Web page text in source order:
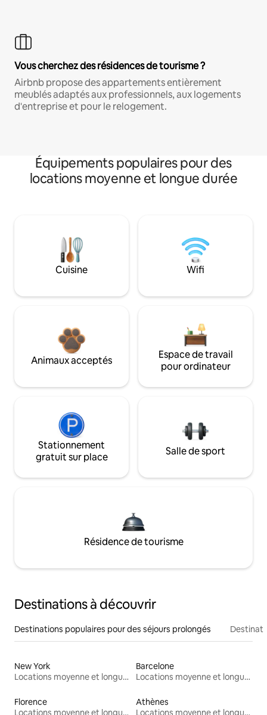
Vous cherchez des résidences de tourisme ?
Airbnb propose des appartements entièrement
meublés adaptés aux professionnels, aux logements
d'entreprise et pour le relogement.
Équipements populaires pour des
locations moyenne et longue durée
Cuisine Wifi
Animaux acceptés
Espace de travail
pour ordinateur
Stationnement
gratuit sur place
Salle de sport
Résidence de tourisme
Destinations à découvrir
Destinations populaires pour des séjours prolongés
New York
Locations moyenne et longue durée
Barcelone
Locations moyenne et longue durée
Florence
Locations moyenne et longue durée
Athènes
Locations moyenne et longue durée